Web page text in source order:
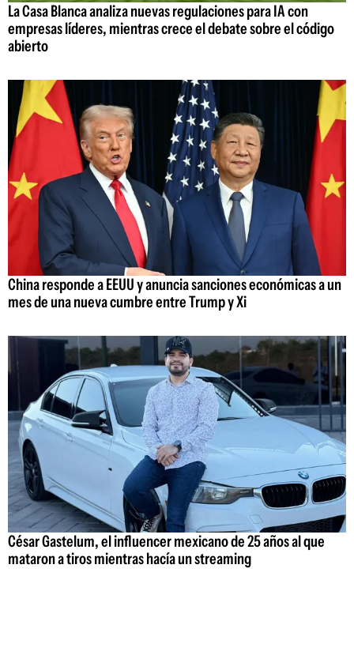
La Casa Blanca analiza nuevas regulaciones para IA con
empresas líderes, mientras crece el debate sobre el código
abierto
China responde a EEUU y anuncia sanciones económicas a un
mes de una nueva cumbre entre Trump y Xi
César Gastelum, el influencer mexicano de 25 años al que
mataron a tiros mientras hacía un streaming